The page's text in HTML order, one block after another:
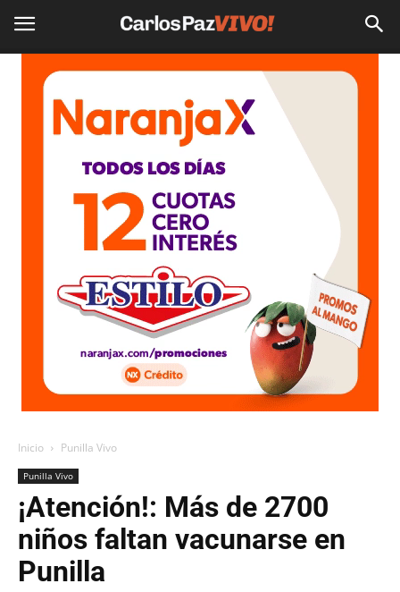
Inicio Punilla Vivo
Punilla Vivo
¡Atención!: Más de 2700
niños faltan vacunarse en
Punilla